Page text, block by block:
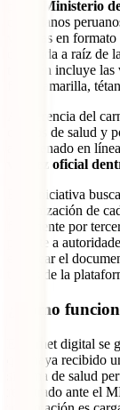
Ministerio
ciudadanos
vacunas en
conocida a raíz de
también incluye las
fiebre amarilla,
A diferencia del
centros de salud y
almacenado en
validez oficial
Esta iniciativa
inmunización de
fácilmente por
permite a
escanear el
través de la
¿Cómo
El carnet digital se
que haya recibido
sistema de salud
registrado ante el